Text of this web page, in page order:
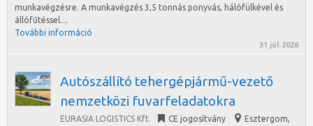
munkavégzésre. A munkavégzés 3,5 tonnás ponyvás, hálófülkével és
állófűtéssel…
További információ
31 júl 2026
Autószállító tehergépjármű-vezető
nemzetközi fuvarfeladatokra
EURASIA LOGISTICS Kft. CE jogosítvány Esztergom,